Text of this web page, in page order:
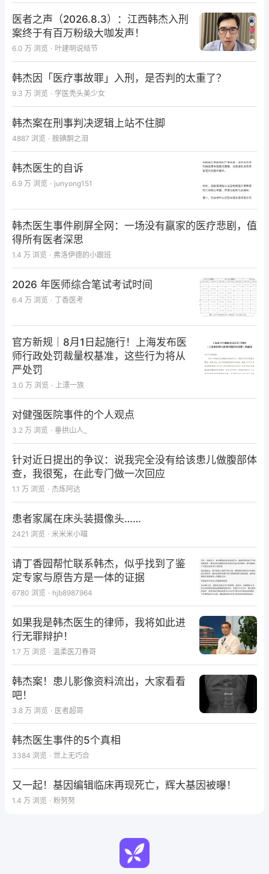
仅专业人士可见，请先登录
去登录
去登录 打开 App
医者之声（2026.8.3）：江西韩杰入刑
案终于有百万粉级大咖发声！
6.0 万 浏览 · 叶建明说结节
韩杰因「医疗事故罪」入刑，是否判的太重了？
9.3 万 浏览 · 学医秃头美少女
韩杰案在刑事判决逻辑上站不住脚
4887 浏览 · 胺碘酮之泪
韩杰医生的自诉
6.9 万 浏览 · junyong151
韩杰医生事件刷屏全网：一场没有赢家的医疗悲剧，值
得所有医者深思
1.4 万 浏览 · 弗洛伊德的小跟班
2026 年医师综合笔试考试时间
6.4 万 浏览 · 丁香医考
官方新规｜8月1日起施行！上海发布医
师行政处罚裁量权基准，这些行为将从
严处罚
3.0 万 浏览 · 上漂一族
对健强医院事件的个人观点
3.2 万 浏览 · 垂拱山人_
针对近日提出的争议：说我完全没有给该患儿做腹部体
查，我很冤，在此专门做一次回应
1.1 万 浏览 · 杰炼阿达
患者家属在床头装摄像头……
2421 浏览 · 米米米小喵
请丁香园帮忙联系韩杰，似乎找到了鉴
定专家与原告方是一体的证据
6780 浏览 · hjb8987964
如果我是韩杰医生的律师，我将如此进
行无罪辩护！
1.7 万 浏览 · 温柔医刀春哥
韩杰案！患儿影像资料流出，大家看看
吧！
3.8 万 浏览 · 医者超哥
韩杰医生事件的5个真相
3384 浏览 · 世上无巧合
又一起！基因编辑临床再现死亡，辉大基因被曝！
1.4 万 浏览 · 粉努努